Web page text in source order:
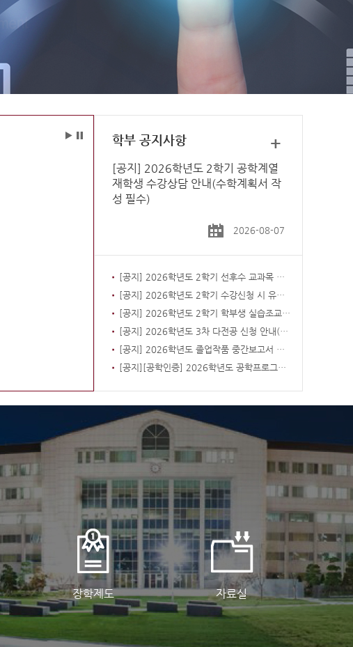
학부 공지사항
[공지] 2026학년도 2학기 공학계열
재학생 수강상담 안내(수학계획서 작
성 필수)
2026-08-07
+
[공지] 2026학년도 2학기 선후수 교과목 이수체계 준수제도 및 선수과목 미이수자 상담 시행 안내
[공지] 2026학년도 2학기 수강신청 시 유의사항 안내
[공지] 2026학년도 2학기 학부생 실습조교 모집 안내(마감)
[공지] 2026학년도 3차 다전공 신청 안내(8. 5.(수) ~ 7.(금))
[공지] 2026학년도 졸업작품 중간보고서 제출 안내(대상팀)
[공지][공학인증] 2026학년도 공학프로그램 졸업예정자 대상 교육과정 개선 설문조사 안내[기간연장]
장학제도 자료실